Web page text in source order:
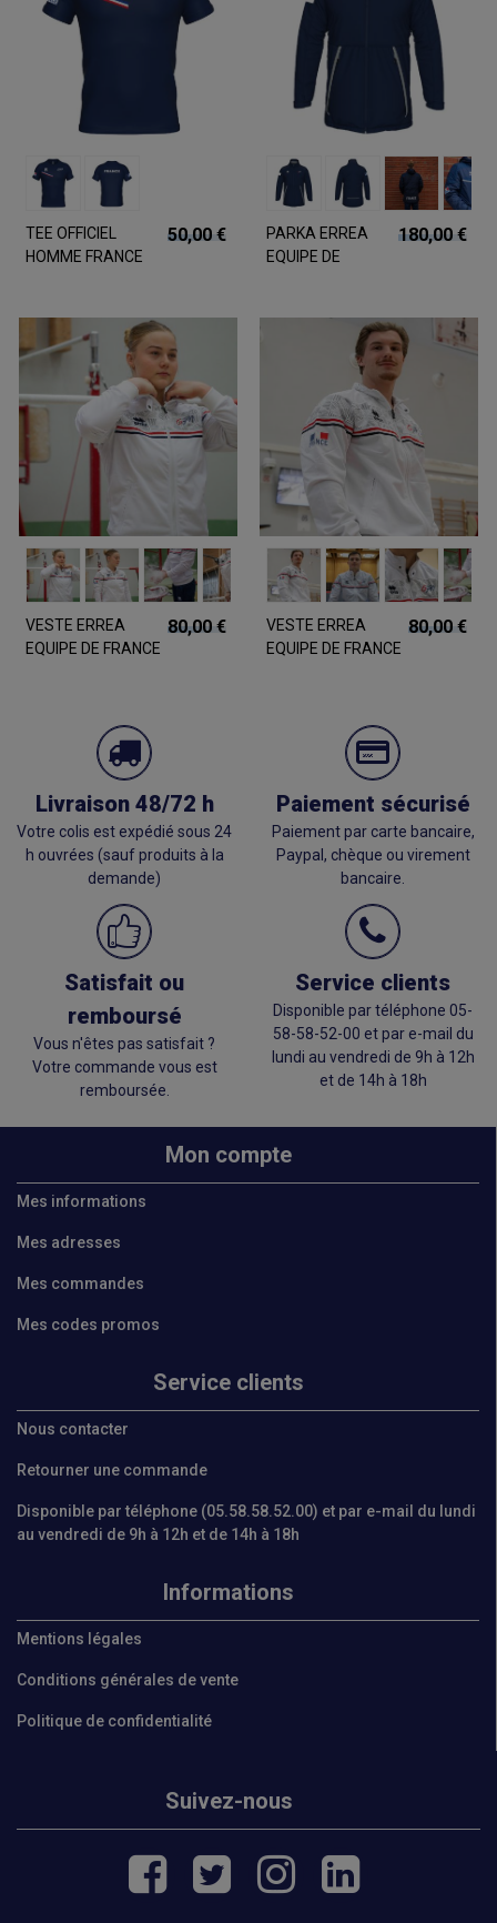
TEE OFFICIEL
HOMME FRANCE
50,00 €
PARKA ERREA
EQUIPE DE
180,00 €
VESTE ERREA
EQUIPE DE FRANCE
80,00 €
VESTE ERREA
EQUIPE DE FRANCE
80,00 €
Livraison 48/72 h
Votre colis est expédié sous 24
h ouvrées (sauf produits à la
demande)
Paiement sécurisé
Paiement par carte bancaire,
Paypal, chèque ou virement
bancaire.
Satisfait ou
remboursé
Vous n'êtes pas satisfait ?
Votre commande vous est
remboursée.
Service clients
Disponible par téléphone 05-
58-58-52-00 et par e-mail du
lundi au vendredi de 9h à 12h
et de 14h à 18h
Mon compte
Mes informations
Mes adresses
Mes commandes
Mes codes promos
Service clients
Nous contacter
Retourner une commande
Disponible par téléphone (05.58.58.52.00) et par e-mail du lundi
au vendredi de 9h à 12h et de 14h à 18h
Informations
Mentions légales
Conditions générales de vente
Politique de confidentialité
Suivez-nous